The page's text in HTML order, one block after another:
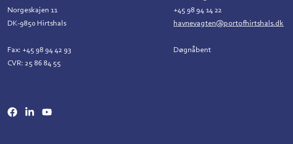
Norgeskajen 11
DK-9850 Hirtshals
Fax: +45 98 94 42 93
CVR: 25 86 84 55
+45 98 94 14 22
havnevagten@portofhirtshals.dk
Døgnåbent